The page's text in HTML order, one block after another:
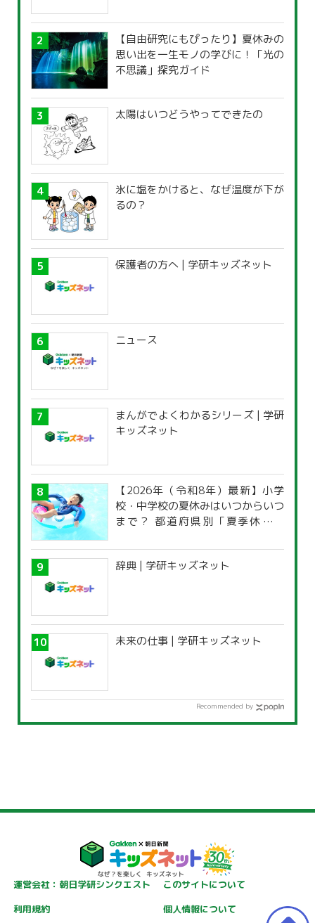
【自由研究にもぴったり】夏休みの
思い出を一生モノの学びに！「光の
不思議」探究ガイド
太陽はいつどうやってできたの
氷に塩をかけると、なぜ温度が下が
るの？
保護者の方へ | 学研キッズネット
ニュース
まんがでよくわかるシリーズ | 学研
キッズネット
【2026年（令和8年）最新】小学
校・中学校の夏休みはいつからいつ
まで？ 都道府県別「夏季休暇一
辞典 | 学研キッズネット
未来の仕事 | 学研キッズネット
Recommended by
運営会社：朝日学研シンクエスト
このサイトについて
利用規約
個人情報について